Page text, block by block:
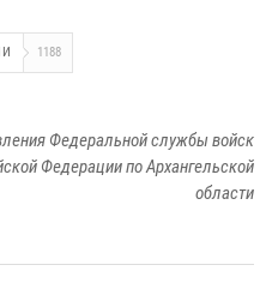
1188
Федеральной службы войск
Федерации по Архангельской
области